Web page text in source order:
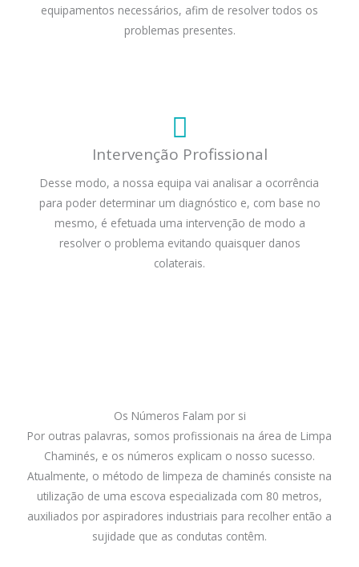
equipamentos necessários, afim de resolver todos os
problemas presentes.
Intervenção Profissional
Desse modo, a nossa equipa vai analisar a ocorrência
para poder determinar um diagnóstico e, com base no
mesmo, é efetuada uma intervenção de modo a
resolver o problema evitando quaisquer danos
colaterais.
Os Números Falam por si
Por outras palavras, somos profissionais na área de Limpa
Chaminés, e os números explicam o nosso sucesso.
Atualmente, o método de limpeza de chaminés consiste na
utilização de uma escova especializada com 80 metros,
auxiliados por aspiradores industriais para recolher então a
sujidade que as condutas contêm.